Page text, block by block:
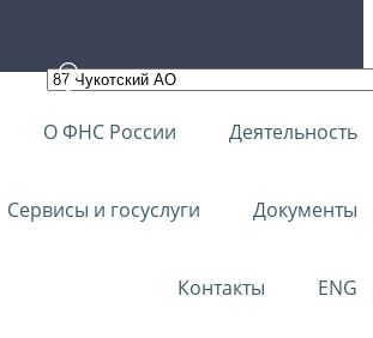
О ФНС России Деятельность
Сервисы и госуслуги Документы
Контакты ENG